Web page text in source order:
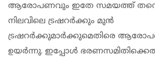
ആരോപണവും ഇതേ സമയത്ത്
നിലവിലെ ട്രഷറർക്കും മുൻ
ട്രഷറർക്കുമാർക്കുമെതിരെ
ഉയർന്നു. ഇപ്പോൾ